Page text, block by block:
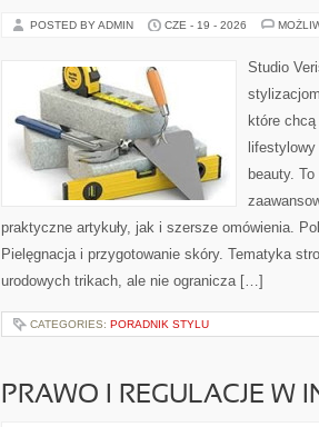
POSTED BY ADMIN CZE - 19 - 2026
Studio
które
beauty.
praktyczne artykuły, jak i szersze omówienia.
Pielęgnacja i przygotowanie skóry. Tematyka
urodowych trikach, ale nie ogranicza […]
CATEGORIES: PORADNIK STYLU
PRAWO I REGULACJE W